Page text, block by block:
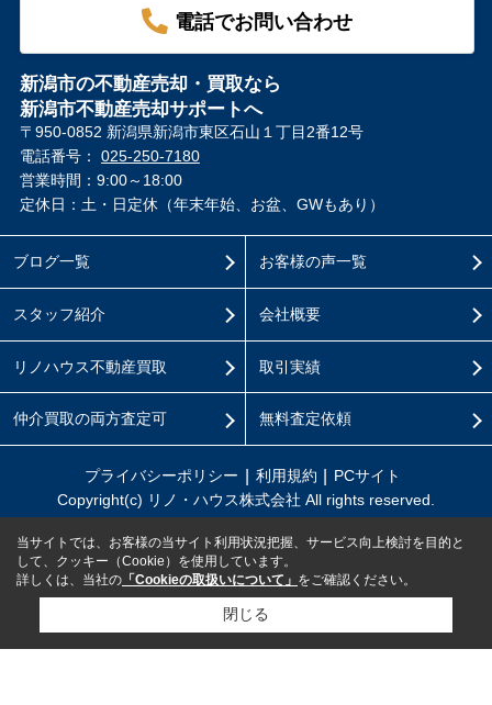
電話でお問い合わせ
新潟市の不動産売却・買取なら
新潟市不動産売却サポートへ
〒950-0852 新潟県新潟市東区石山１丁目2番12号
電話番号： 025-250-7180
営業時間：9:00～18:00
定休日：土・日定休（年末年始、お盆、GWもあり）
ブログ一覧
スタッフ紹介
リノハウス不動産買取
仲介買取の両方査定可
お客様の声一覧
会社概要
取引実績
無料査定依頼
プライバシーポリシー 利用規約
PCサイト
Copyright(c) リノ・ハウス株式会社 All rights reserved.
当サイトでは、お客様の当サイト利用状況把握、サービス向上検討を目的と
して、クッキー（Cookie）を使用しています。
詳しくは、当社の 「Cookieの取扱いについて」 をご確認ください。
閉じる